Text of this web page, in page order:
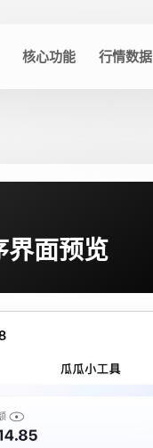
核心功能 行情数据
界面预览